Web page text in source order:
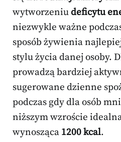
wytworzeniudeficytu
niezwykle ważne
sposób żywienia
stylu życia danej osoby.
prowadzą bardziej
sugerowane dzienne
podczas gdy dla osób
niższym wzroście
wynosząca 1200 kcal.